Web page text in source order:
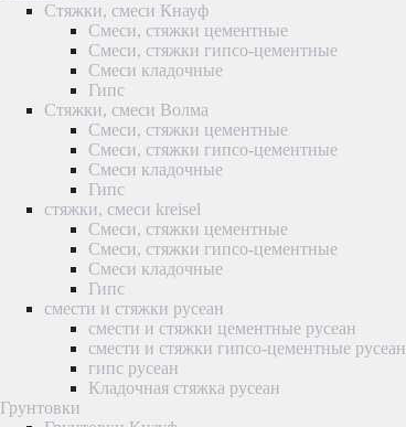
Стяжки, смеси Кнауф
Смеси, стяжки цементные
Смеси, стяжки гипсо-цементные
Смеси кладочные
Гипс
Стяжки, смеси Волма
Смеси, стяжки цементные
Смеси, стяжки гипсо-цементные
Смеси кладочные
Гипс
стяжки, смеси kreisel
Смеси, стяжки цементные
Смеси, стяжки гипсо-цементные
Смеси кладочные
Гипс
смести и стяжки русеан
смести и стяжки цементные русеан
смести и стяжки гипсо-цементные русеан
гипс русеан
Кладочная стяжка русеан
Грунтовки